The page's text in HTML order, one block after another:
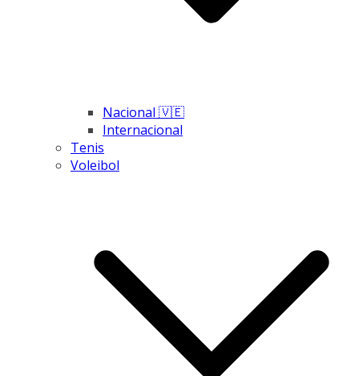
Nacional 🇻🇪
Internacional
Tenis
Voleibol